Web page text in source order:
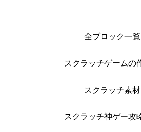
全ブロック一覧
スクラッチゲームの
スクラッチ素材
スクラッチ神ゲー攻